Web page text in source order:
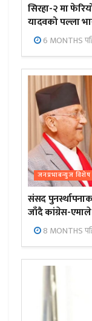
सिरहा-२ मा
यादवको पल्ला
6 MONTHS
जनप्रभाबन्युज विशेष
संसद
जाँदै कांग्रेस-एमाले
8 MONTHS